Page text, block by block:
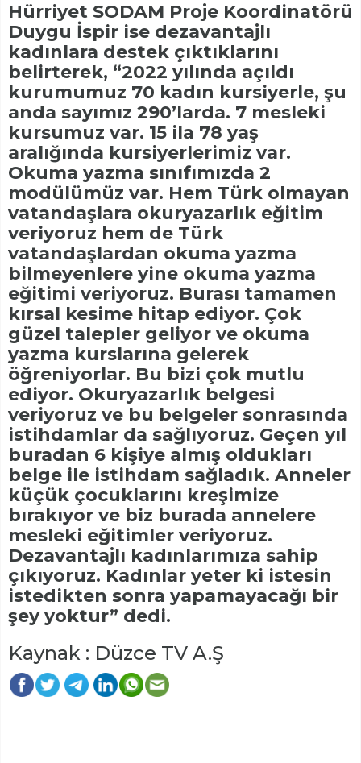
Hürriyet SODAM Proje Koordinatörü
Duygu İspir ise dezavantajlı
kadınlara destek çıktıklarını
belirterek, “2022 yılında açıldı
kurumumuz 70 kadın kursiyerle, şu
anda sayımız 290’larda. 7 mesleki
kursumuz var. 15 ila 78 yaş
aralığında kursiyerlerimiz var.
Okuma yazma sınıfımızda 2
modülümüz var. Hem Türk olmayan
vatandaşlara okuryazarlık eğitim
veriyoruz hem de Türk
vatandaşlardan okuma yazma
bilmeyenlere yine okuma yazma
eğitimi veriyoruz. Burası tamamen
kırsal kesime hitap ediyor. Çok
güzel talepler geliyor ve okuma
yazma kurslarına gelerek
öğreniyorlar. Bu bizi çok mutlu
ediyor. Okuryazarlık belgesi
veriyoruz ve bu belgeler sonrasında
istihdamlar da sağlıyoruz. Geçen yıl
buradan 6 kişiye almış oldukları
belge ile istihdam sağladık. Anneler
küçük çocuklarını kreşimize
bırakıyor ve biz burada annelere
mesleki eğitimler veriyoruz.
Dezavantajlı kadınlarımıza sahip
çıkıyoruz. Kadınlar yeter ki istesin
istedikten sonra yapamayacağı bir
şey yoktur” dedi.
Kaynak : Düzce TV A.Ş